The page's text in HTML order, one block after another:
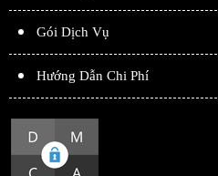
Gói Dịch Vụ
Hướng Dẫn Chi Phí